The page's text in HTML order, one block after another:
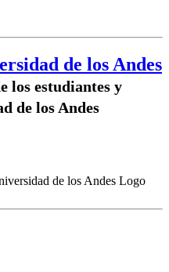
de los Andes
los estudiantes y
de los Andes